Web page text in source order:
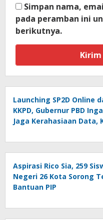
Simpan nama,
pada peramban ini
berikutnya.
Launching SP2D Online
KKPD, Gubernur PBD
Jaga Kerahasiaan Data,
Aspirasi Rico Sia, 259
Negeri 26 Kota Sorong
Bantuan PIP